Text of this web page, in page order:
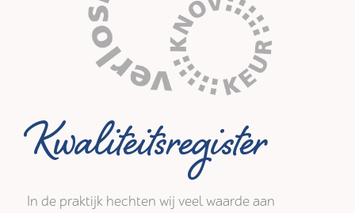
Kwaliteitsregister
In de praktijk hechten wij veel waarde aan